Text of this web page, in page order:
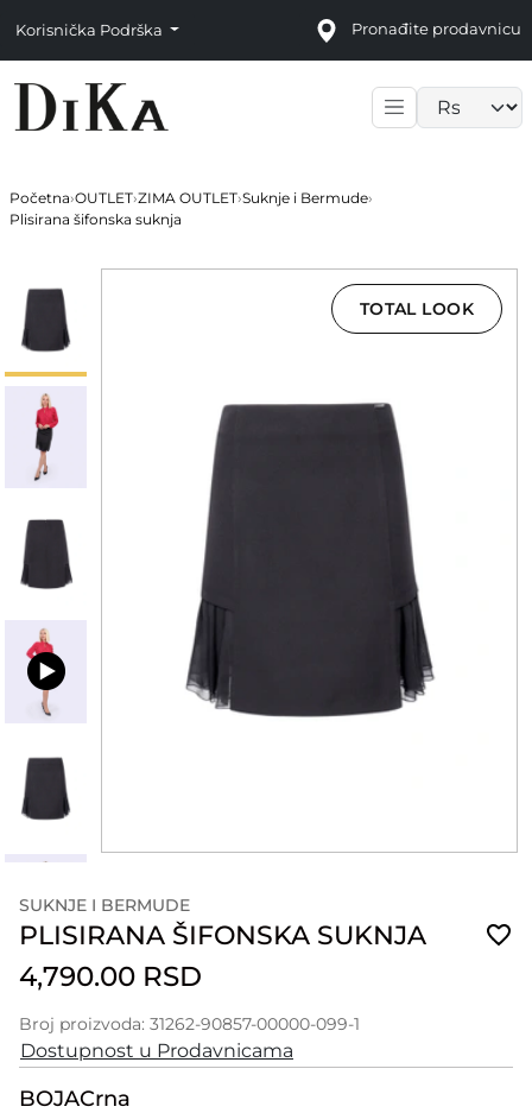
Korisnička Podrška Pronađite prodavnicu
Početna›OUTLET›ZIMA OUTLET›Suknje i Bermude›
Plisirana šifonska suknja
TOTAL LOOK
SUKNJE I BERMUDE
PLISIRANA ŠIFONSKA SUKNJA
4,790.00 RSD
Broj proizvoda: 31262-90857-00000-099-1
Dostupnost u Prodavnicama
BOJACrna